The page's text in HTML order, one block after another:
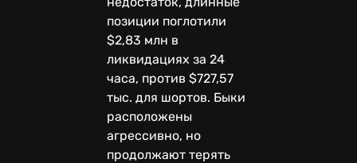
позиции поглотили
$2,83 млн в
ликвидациях за 24
часа, против $727,57
тыс. для шортов. Быки
расположены
агрессивно, но
продолжают терять